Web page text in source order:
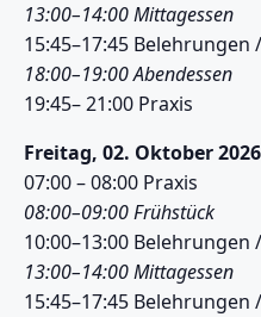
13:00–14:00 Mittagessen
15:45–17:45 Belehrungen
18:00–19:00 Abendessen
19:45– 21:00 Praxis
Freitag, 02. Oktober 2026
07:00 – 08:00 Praxis
08:00–09:00 Frühstück
10:00–13:00 Belehrungen
13:00–14:00 Mittagessen
15:45–17:45 Belehrungen